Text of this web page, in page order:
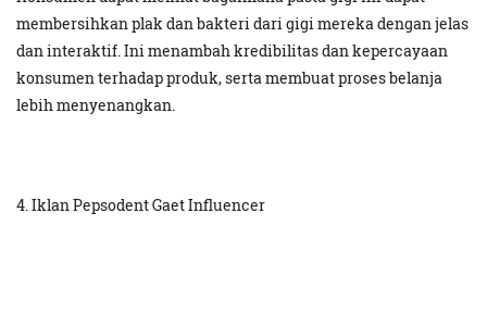
membersihkan plak dan bakteri dari gigi mereka dengan jelas
dan interaktif. Ini menambah kredibilitas dan kepercayaan
konsumen terhadap produk, serta membuat proses belanja
lebih menyenangkan.
4. Iklan Pepsodent Gaet Influencer